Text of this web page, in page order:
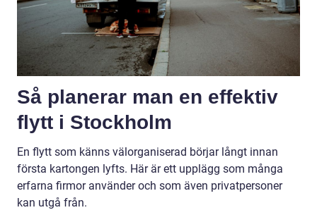
Så planerar man en effektiv
flytt i Stockholm
En flytt som känns välorganiserad börjar långt innan
första kartongen lyfts. Här är ett upplägg som många
erfarna firmor använder och som även privatpersoner
kan utgå från.